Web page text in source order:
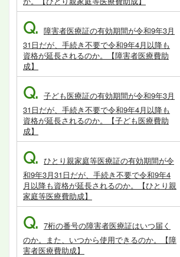
Q. 障害者医療証の有効期間が令和9年3月
31日だが、手続き不要で令和9年4月以降も
資格が延長されるのか。【障害者医療費助
成】
Q. 子ども医療証の有効期間が令和9年3月
31日だが、手続き不要で令和9年4月以降も
資格が延長されるのか。【子ども医療費助
成】
Q. ひとり親家庭等医療証の有効期間が令
和9年3月31日だが、手続き不要で令和9年4
月以降も資格が延長されるのか。【ひとり親
家庭等医療費助成】
Q. 7桁の番号の障害者医療証はいつ届く
のか。また、いつから使用できるのか。【障
害者医療費助成】